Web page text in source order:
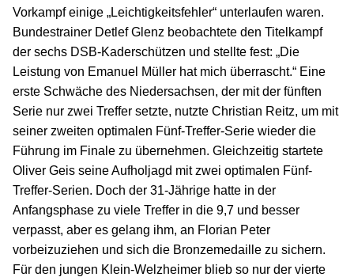
Vorkampf einige „Leichtigkeitsfehler“ unterlaufen waren.
Bundestrainer Detlef Glenz beobachtete den Titelkampf
der sechs DSB-Kaderschützen und stellte fest: „Die
Leistung von Emanuel Müller hat mich überrascht.“ Eine
erste Schwäche des Niedersachsen, der mit der fünften
Serie nur zwei Treffer setzte, nutzte Christian Reitz, um mit
seiner zweiten optimalen Fünf-Treffer-Serie wieder die
Führung im Finale zu übernehmen. Gleichzeitig startete
Oliver Geis seine Aufholjagd mit zwei optimalen Fünf-
Treffer-Serien. Doch der 31-Jährige hatte in der
Anfangsphase zu viele Treffer in die 9,7 und besser
verpasst, aber es gelang ihm, an Florian Peter
vorbeizuziehen und sich die Bronzemedaille zu sichern.
Für den jungen Klein-Welzheimer blieb so nur der vierte